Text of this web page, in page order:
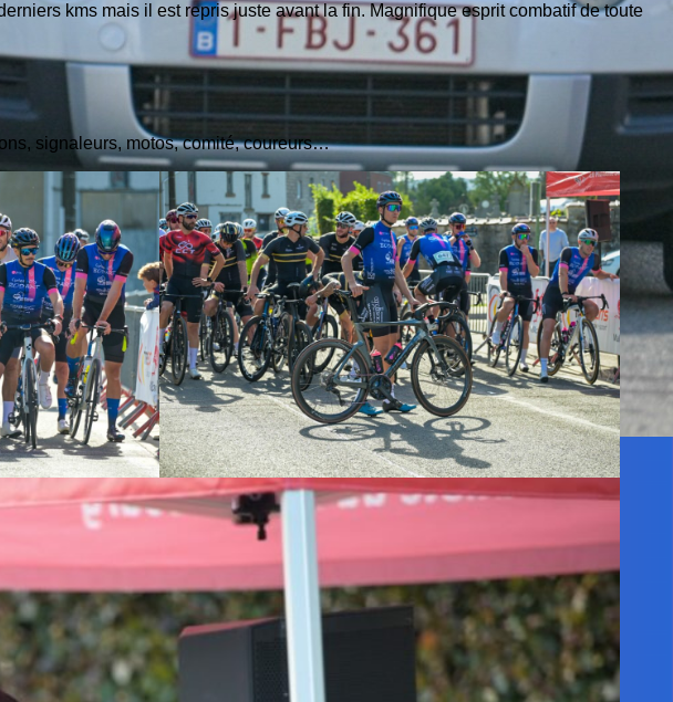
kms mais il est repris juste avant la fin. Magnifique esprit combatif de toute
signaleurs, motos, comité, coureurs…